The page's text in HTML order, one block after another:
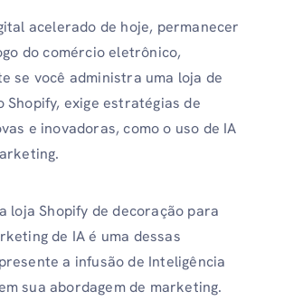
acelerado de hoje, permanecer
do comércio eletrônico,
se você administra uma loja de
Shopify, exige estratégias de
e inovadoras, como o uso de IA
loja Shopify de decoração para
de IA é uma dessas
a infusão de Inteligência
sua abordagem de marketing.